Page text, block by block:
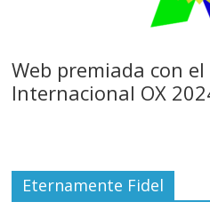
Web premiada con
Internacional OX
Eternamente Fidel